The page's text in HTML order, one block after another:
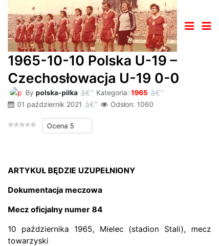
1965-10-10 Polska U-19 –
Czechosłowacja U-19 0-0
By polska-pilka Kategoria: 1965
01 październik 2021
Odsłon: 1060
Proszę, oceń
ARTYKUŁ BĘDZIE UZUPEŁNIONY
Dokumentacja meczowa
Mecz oficjalny numer 84
10 października 1965, Mielec (stadion Stali), mecz
towarzyski